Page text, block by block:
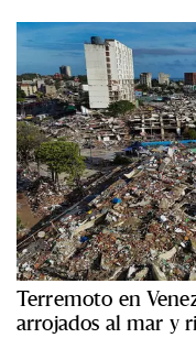
Terremoto en
arrojados al mar y